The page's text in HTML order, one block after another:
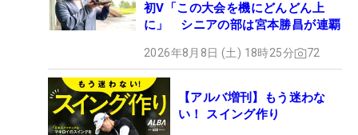
初V「この大会を機にどんどん上
に」 シニアの部は宮本勝昌が連覇
2026年8月8日 (土) 18時25分 72
【アルバ増刊】もう迷わな
い！ スイング作り